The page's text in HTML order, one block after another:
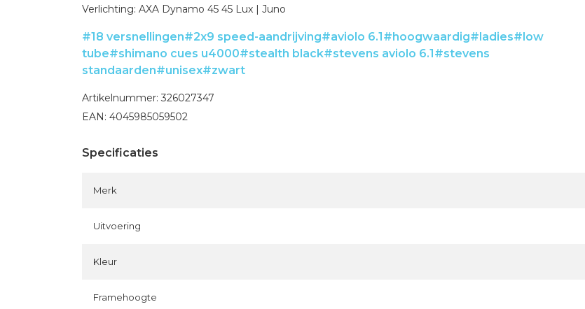
Verlichting: AXA Dynamo 45 45 Lux | Juno
#18 versnellingen#2x9 speed-aandrijving#aviolo 6.1#hoogwaardig#ladies#low
tube#shimano cues u4000#stealth black#stevens aviolo 6.1#stevens
standaarden#unisex#zwart
Artikelnummer: 326027347
EAN: 4045985059502
Specificaties
Merk
Uitvoering
Kleur
Framehoogte